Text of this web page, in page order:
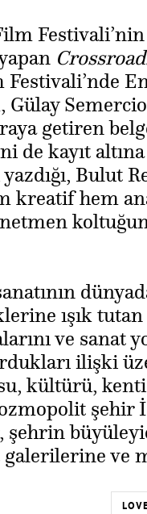
Festivali’nin
Festivali’nde
getiren
de kayıt
Bulut
kreatif hem
ışık tutan
ve sanat
ilişki
kültürü,
şehir
şehrin
ve